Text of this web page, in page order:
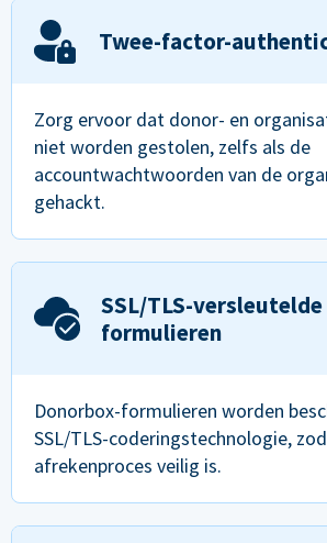
Twee-factor-
Zorg ervoor dat donor- en
niet worden gestolen, zelfs als de
accountwachtwoorden van de
gehackt.
SSL/TLS-versleutelde
formulieren
Donorbox-formulieren worden
SSL/TLS-coderingstechnologie,
afrekenproces veilig is.